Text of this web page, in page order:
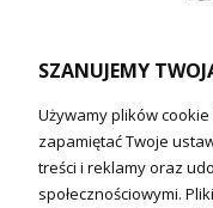
Technika solarna
Fotowoltanika
Sterowniki i regulatory
SZANUJEMY
Używamy plików
zapamiętać Twoje
treści i reklamy oraz
społecznościowymi.